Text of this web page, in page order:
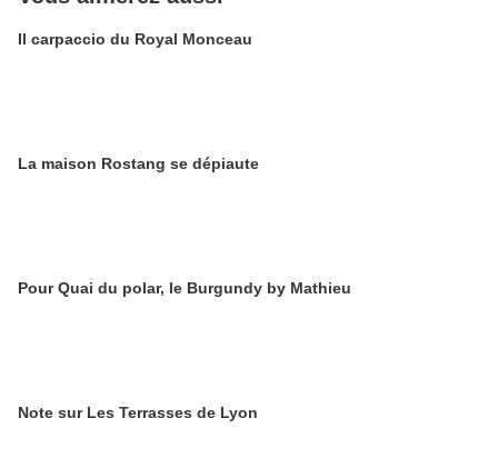
Il carpaccio du Royal Monceau
La maison Rostang se dépiaute
Pour Quai du polar, le Burgundy by Mathieu
Note sur Les Terrasses de Lyon